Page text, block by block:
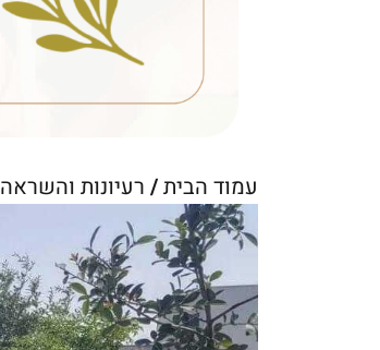
עמוד הבית/ רעיונות והשראה